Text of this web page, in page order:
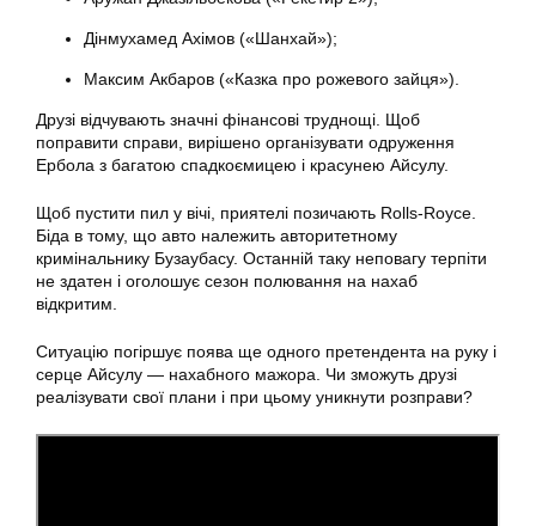
Дінмухамед Ахімов («Шанхай»);
Максим Акбаров («Казка про рожевого зайця»).
Друзі відчувають значні фінансові труднощі. Щоб
поправити справи, вирішено організувати одруження
Ербола з багатою спадкоємицею і красунею Айсулу.
Щоб пустити пил у вічі, приятелі позичають Rolls-Royce.
Біда в тому, що авто належить авторитетному
кримінальнику Бузаубасу. Останній таку неповагу терпіти
не здатен і оголошує сезон полювання на нахаб
відкритим.
Ситуацію погіршує поява ще одного претендента на руку і
серце Айсулу — нахабного мажора. Чи зможуть друзі
реалізувати свої плани і при цьому уникнути розправи?